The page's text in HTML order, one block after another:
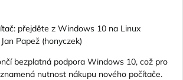
přejděte z Windows 10 na Linux
Papež (honyczek)
bezplatná podpora Windows 10, což pro
nutnost nákupu nového počítače.